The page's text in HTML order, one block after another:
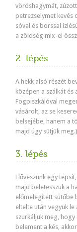
vöröshagymát,
petrezselymet kevés
sóval és borssal
a zöldség mix-el
2. lépés
A hekk alsó részét
középen a szálkát és
Fogpiszkálóval
vásárolt, az se
belsejébe, hanem a
majd úgy sütjük meg.)
3. lépés
Előveszünk egy
majd beletesszük a
előmelegített sütőbe
eltelte után vegyük le
szurkáljuk meg,
belement a kés,